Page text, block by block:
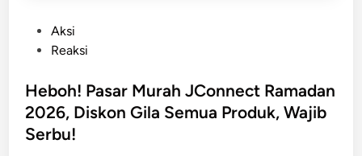
e
P
t
e
d
Aksi
Reaksi
Heboh! Pasar Murah JConnect Ramadan
2026, Diskon Gila Semua Produk, Wajib
Serbu!